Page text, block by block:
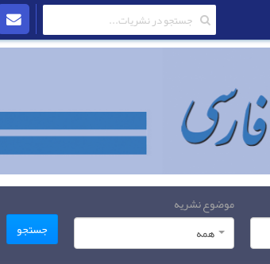
موضوع نشریه
همه
جستجو